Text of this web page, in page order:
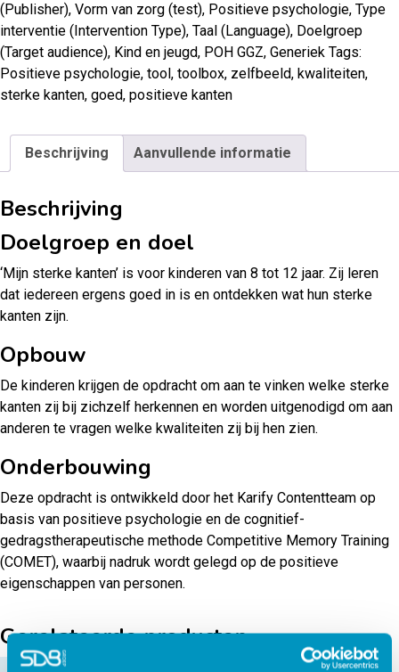
(Publisher), Vorm van zorg (test), Positieve psychologie, Type
interventie (Intervention Type), Taal (Language), Doelgroep
(Target audience), Kind en jeugd, POH GGZ, Generiek Tags:
Positieve psychologie, tool, toolbox, zelfbeeld, kwaliteiten,
sterke kanten, goed, positieve kanten
Beschrijving Aanvullende informatie
Beschrijving
Doelgroep en doel
‘Mijn sterke kanten’ is voor kinderen van 8 tot 12 jaar. Zij leren
dat iedereen ergens goed in is en ontdekken wat hun sterke
kanten zijn.
Opbouw
De kinderen krijgen de opdracht om aan te vinken welke sterke
kanten zij bij zichzelf herkennen en worden uitgenodigd om aan
anderen te vragen welke kwaliteiten zij bij hen zien.
Onderbouwing
Deze opdracht is ontwikkeld door het Karify Contentteam op
basis van positieve psychologie en de cognitief-
gedragstherapeutische methode Competitive Memory Training
(COMET), waarbij nadruk wordt gelegd op de positieve
eigenschappen van personen.
Gerelateerde producten